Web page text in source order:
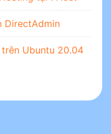
DirectAdmin
Ubuntu 20.04